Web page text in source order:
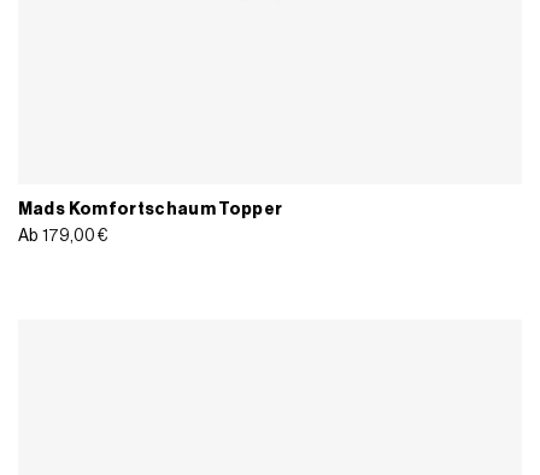
Mads Komfortschaum Topper
Ab 179,00 €